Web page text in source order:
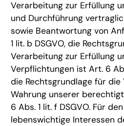
Verarbeitung zur Erfüllung
und Durchführung
sowie Beantwortung von
1 lit. b DSGVO, die
Verarbeitung zur Erfüllung
Verpflichtungen ist Art. 6
die Rechtsgrundlage für die
Wahrung unserer
6 Abs. 1 lit. f DSGVO. Für
lebenswichtige Interessen